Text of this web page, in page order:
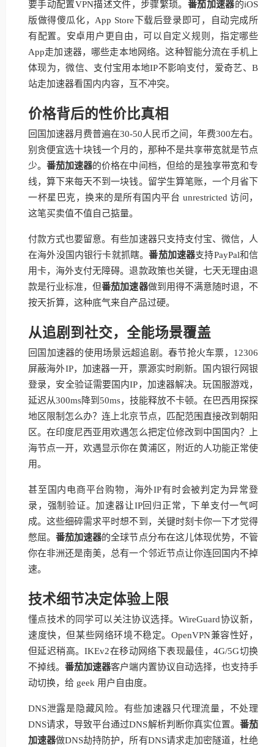
要手动配置VPN描述文件，步骤繁琐。 番茄加速器的iOS
版做得傻瓜化，App Store下载后登录即可，自动完成所
有配置。安卓用户更自由，可以自定义规则，指定哪些
App走加速器，哪些走本地网络。这种智能分流在手机上
体现为，微信、支付宝用本地IP不影响支付，爱奇艺、B
站走加速器看国内内容，互不冲突。
价格背后的性价比真相
回国加速器月费普遍在30-50人民币之间，年费300左右。
别贪便宜选十块钱一个月的，那种不是共享带宽就是节点
少。番茄加速器的价格在中间档，但给的是独享带宽和专
线，算下来每天不到一块钱。留学生算笔账，一个月省下
一杯星巴克，换来的是所有国内平台 unrestricted 访问，
这笔买卖值不值自己掂量。
付款方式也要留意。有些加速器只支持支付宝、微信，人
在海外没国内银行卡就抓瞎。番茄加速器支持PayPal和信
用卡，海外支付无障碍。退款政策也关键，七天无理由退
款是行业标准，但番茄加速器做到用得不满意随时退，不
按天折算，这种底气来自产品过硬。
从追剧到社交，全能场景覆盖
回国加速器的使用场景远超追剧。春节抢火车票，12306
屏蔽海外IP，加速器一开，票源实时刷新。国内银行网银
登录，安全验证需要国内IP，加速器解决。玩国服游戏，
延迟从300ms降到50ms，技能释放不卡顿。在巴西用探探
地区限制怎么办？连上北京节点，匹配范围直接改到朝阳
区。在印度尼西亚用欢遇怎么把定位修改到中国国内？上
海节点一开，欢遇显示你在黄浦区，附近的人功能正常使
用。
甚至国内电商平台购物，海外IP有时会被判定为异常登
录，强制验证。加速器让IP回归正常，下单支付一气呵
成。这些细碎需求平时想不到，关键时刻卡你一下才觉得
憋屈。番茄加速器的全球节点分布在这儿体现优势，不管
你在非洲还是南美，总有一个邻近节点让你连回国内不掉
速。
技术细节决定体验上限
懂点技术的同学可以关注协议选择。WireGuard协议新，
速度快，但某些网络环境不稳定。OpenVPN兼容性好，
但延迟稍高。IKEv2在移动网络下表现最佳，4G/5G切换
不掉线。番茄加速器客户端内置协议自动选择，也支持手
动切换，给 geek 用户自由度。
DNS泄露是隐藏风险。有些加速器只代理流量，不处理
DNS请求，导致平台通过DNS解析判断你真实位置。 番茄
加速器做DNS劫持防护，所有DNS请求走加密隧道，杜绝